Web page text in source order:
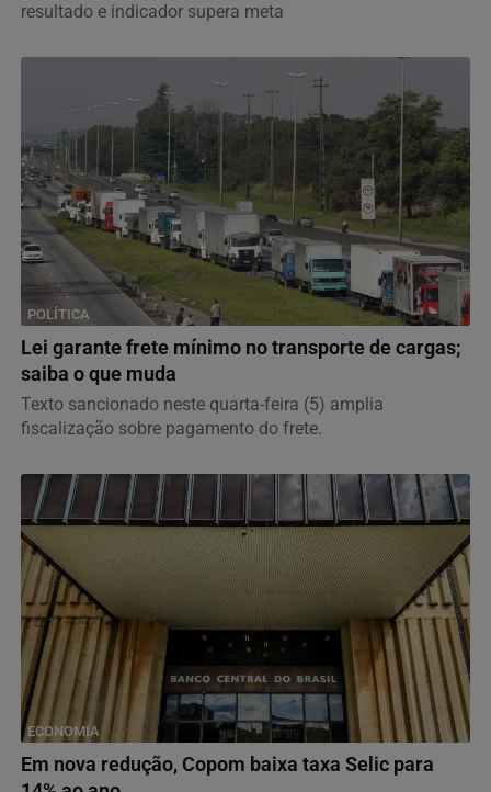
resultado e indicador supera meta
POLÍTICA
Lei garante frete mínimo no transporte de cargas;
saiba o que muda
Texto sancionado neste quarta-feira (5) amplia
fiscalização sobre pagamento do frete.
ECONOMIA
Em nova redução, Copom baixa taxa Selic para